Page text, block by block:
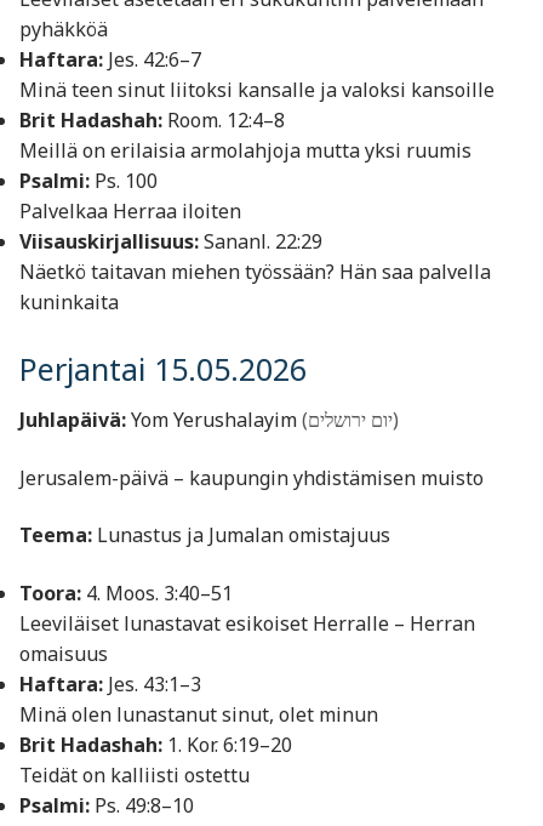
pyhäkköä
Haftara: Jes. 42:6–7
Minä teen sinut liitoksi kansalle ja valoksi kansoille
Brit Hadashah: Room. 12:4–8
Meillä on erilaisia armolahjoja mutta yksi ruumis
Psalmi: Ps. 100
Palvelkaa Herraa iloiten
Viisauskirjallisuus:Sananl. 22:29
Näetkö taitavan miehen työssään? Hän saa palvella
kuninkaita
Perjantai 15.05.2026
Juhlapäivä:Yom Yerushalayim (יום ירושלים)
Jerusalem-päivä – kaupungin yhdistämisen muisto
Teema: Lunastus ja Jumalan omistajuus
Toora: 4. Moos. 3:40–51
Leeviläiset lunastavat esikoiset Herralle – Herran
omaisuus
Haftara: Jes. 43:1–3
Minä olen lunastanut sinut, olet minun
Brit Hadashah: 1. Kor. 6:19–20
Teidät on kalliisti ostettu
Psalmi: Ps. 49:8–10